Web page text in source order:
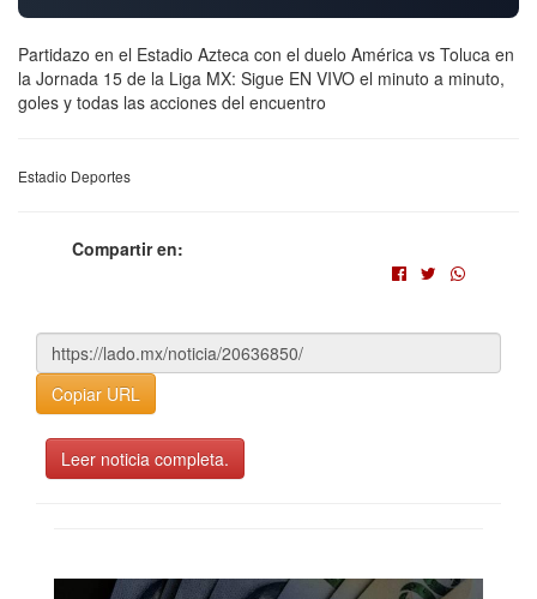
Partidazo en el Estadio Azteca con el duelo América vs Toluca en
la Jornada 15 de la Liga MX: Sigue EN VIVO el minuto a minuto,
goles y todas las acciones del encuentro
Estadio Deportes
Compartir en:
Copiar URL
Leer noticia completa.